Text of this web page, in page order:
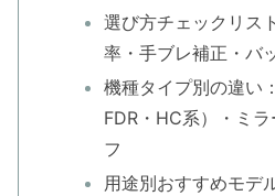
選び方チェックリス
率・手ブレ補正・バ
機種タイプ別の違い
FDR・HC系）・ミ
フ
用途別おすすめモデ